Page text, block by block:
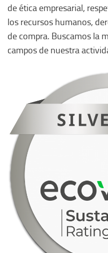
de ética empresarial,
los recursos humanos,
de compra. Buscamos la
campos de nuestra